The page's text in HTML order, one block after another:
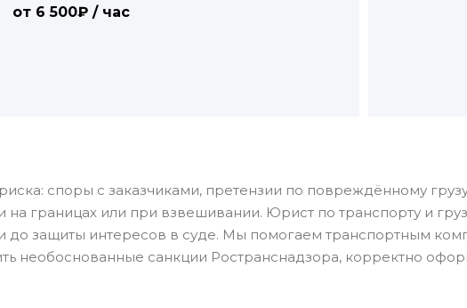
от 6 500₽ / час
споры с заказчиками, претензии по повреждённому
границах или при взвешивании. Юрист по транспорту и
до защиты интересов в суде. Мы помогаем транспортным
необоснованные санкции Ространснадзора, корректно